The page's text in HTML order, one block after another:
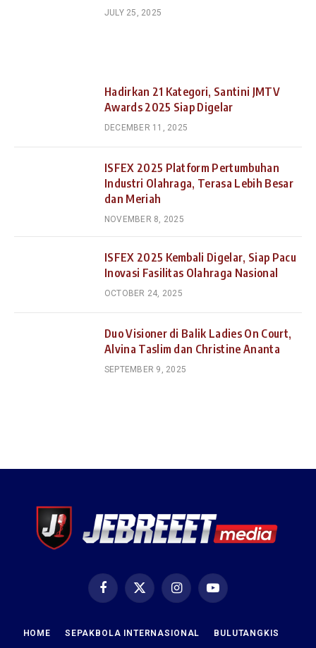
JULY 25, 2025
Hadirkan 21 Kategori, Santini JMTV
Awards 2025 Siap Digelar
DECEMBER 11, 2025
ISFEX 2025 Platform Pertumbuhan
Industri Olahraga, Terasa Lebih Besar
dan Meriah
NOVEMBER 8, 2025
ISFEX 2025 Kembali Digelar, Siap Pacu
Inovasi Fasilitas Olahraga Nasional
OCTOBER 24, 2025
Duo Visioner di Balik Ladies On Court,
Alvina Taslim dan Christine Ananta
SEPTEMBER 9, 2025
FacebookX
(Twitter)
InstagramYouTube
HOME SEPAKBOLA INTERNASIONAL BULUTANGKIS